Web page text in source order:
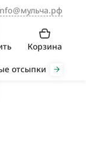
Корзина
отсыпки